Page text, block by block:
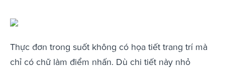
Thực đơn trong suốt không có họa tiết trang trí mà
chỉ có chữ làm điểm nhấn. Dù chi tiết này nhỏ